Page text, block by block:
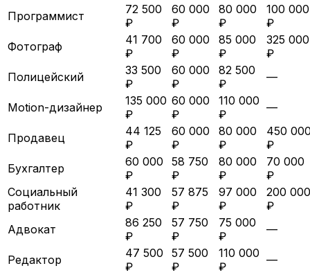
Программист
72 500
₽
60 000
₽
80 000
₽
100 000
₽
Фотограф
41 700
₽
60 000
₽
85 000
₽
325 000
₽
Полицейский
33 500
₽
60 000
₽
82 500
₽
—
Motion-дизайнер
135 000
₽
60 000
₽
110 000
₽
—
Продавец
44 125
₽
60 000
₽
80 000
₽
450
₽
Бухгалтер
60 000
₽
58 750
₽
80 000
₽
70 000
₽
Социальный
работник
41 300
₽
57 875
₽
97 000
₽
200 000
₽
Адвокат
86 250
₽
57 750
₽
75 000
₽
—
Редактор
47 500
₽
57 500
₽
110 000
₽
—